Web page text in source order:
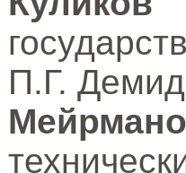
П.Г.